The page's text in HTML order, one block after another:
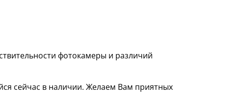
фотокамеры и различий
сейчас в наличии. Желаем Вам приятных